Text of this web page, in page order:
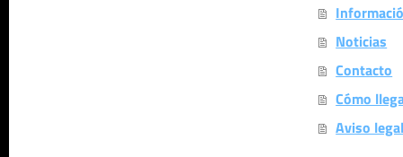
Noticias
Contacto
Cómo
Aviso